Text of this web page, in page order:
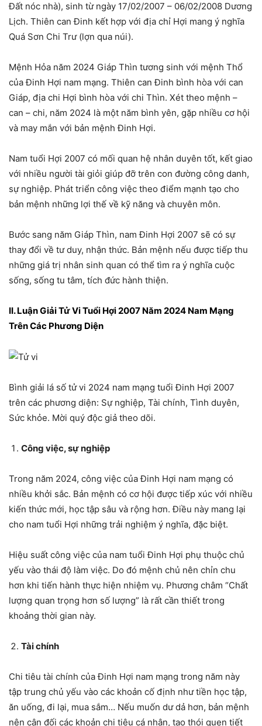
Đất nóc nhà), sinh từ ngày 17/02/2007 – 06/02/2008 Dương
Lịch. Thiên can Đinh kết hợp với địa chỉ Hợi mang ý nghĩa
Quá Sơn Chi Trư (lợn qua núi).
Mệnh Hỏa năm 2024 Giáp Thìn tương sinh với mệnh Thổ
của Đinh Hợi nam mạng. Thiên can Đinh bình hòa với can
Giáp, địa chi Hợi bình hòa với chi Thìn. Xét theo mệnh –
can – chi, năm 2024 là một năm bình yên, gặp nhiều cơ hội
và may mắn với bản mệnh Đinh Hợi.
Nam tuổi Hợi 2007 có mối quan hệ nhân duyên tốt, kết giao
với nhiều người tài giỏi giúp đỡ trên con đường công danh,
sự nghiệp. Phát triển công việc theo điểm mạnh tạo cho
bản mệnh những lợi thế về kỹ năng và chuyên môn.
Bước sang năm Giáp Thìn, nam Đinh Hợi 2007 sẽ có sự
thay đổi về tư duy, nhận thức. Bản mệnh nếu được tiếp thu
những giá trị nhân sinh quan có thể tìm ra ý nghĩa cuộc
sống, sống tu tâm, tích đức hành thiện.
II. Luận Giải Tử Vi Tuổi Hợi 2007 Năm 2024 Nam Mạng
Trên Các Phương Diện
Bình giải lá số tử vi 2024 nam mạng tuổi Đinh Hợi 2007
trên các phương diện: Sự nghiệp, Tài chính, Tình duyên,
Sức khỏe. Mời quý độc giả theo dõi.
Công việc, sự nghiệp
Trong năm 2024, công việc của Đinh Hợi nam mạng có
nhiều khởi sắc. Bản mệnh có cơ hội được tiếp xúc với nhiều
kiến thức mới, học tập sâu và rộng hơn. Điều này mang lại
cho nam tuổi Hợi những trải nghiệm ý nghĩa, đặc biệt.
Hiệu suất công việc của nam tuổi Đinh Hợi phụ thuộc chủ
yếu vào thái độ làm việc. Do đó mệnh chủ nên chỉn chu
hơn khi tiến hành thực hiện nhiệm vụ. Phương châm “Chất
lượng quan trọng hơn số lượng” là rất cần thiết trong
khoảng thời gian này.
Tài chính
Chi tiêu tài chính của Đinh Hợi nam mạng trong năm này
tập trung chủ yếu vào các khoản cố định như tiền học tập,
ăn uống, đi lại, mua sắm… Nếu muốn dư dả hơn, bản mệnh
nên cân đối các khoản chi tiêu cá nhân, tạo thói quen tiết